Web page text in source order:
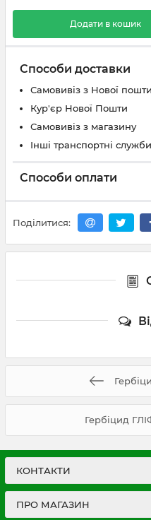
Додати в кошик
Способи доставки
Самовивіз з Нової пошти
Кур'єр Нової Пошти
Самовивіз з магазину
Інші транспортні служби
Способи оплати
Поділитися:
Гербіцид
КОНТАКТИ
ПРО МАГАЗИН